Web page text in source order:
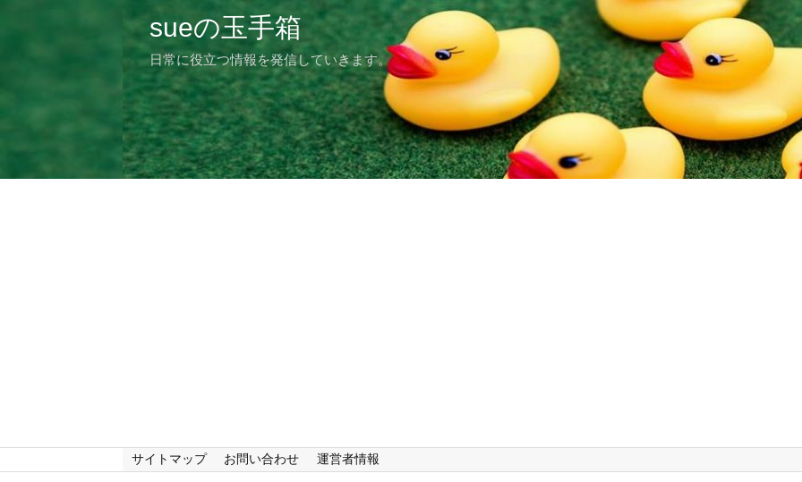
sueの玉手箱
日常に役立つ情報を発信していきます。
サイトマップ お問い合わせ 運営者情報